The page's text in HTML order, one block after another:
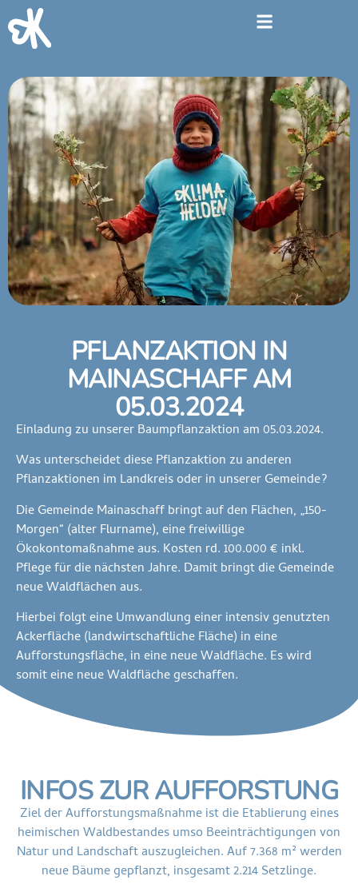
PFLANZAKTION IN
MAINASCHAFF AM
05.03.2024
Einladung zu unserer Baumpflanzaktion am 05.03.2024.
Was unterscheidet diese Pflanzaktion zu anderen
Pflanzaktionen im Landkreis oder in unserer Gemeinde?
Die Gemeinde Mainaschaff bringt auf den Flächen, „150-
Morgen“ (alter Flurname), eine freiwillige
Ökokontomaßnahme aus. Kosten rd. 100.000 € inkl.
Pflege für die nächsten Jahre. Damit bringt die Gemeinde
neue Waldflächen aus.
Hierbei folgt eine Umwandlung einer intensiv genutzten
Ackerfläche (landwirtschaftliche Fläche) in eine
Aufforstungsfläche, in eine neue Waldfläche. Es wird
somit eine neue Waldfläche geschaffen.
INFOS ZUR AUFFORSTUNG
Ziel der Aufforstungsmaßnahme ist die Etablierung eines
heimischen Waldbestandes umso Beeinträchtigungen von
Natur und Landschaft auszugleichen. Auf 7.368 m² werden
neue Bäume gepflanzt, insgesamt 2.214 Setzlinge.